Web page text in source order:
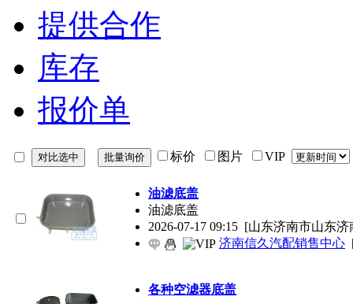
提供合作
库存
报价单
标价 图片 VIP
油滤底盖
油滤底盖
2026-07-17 09:15 [山东济南市山东
济南信久汽配销售中心
各种空滤器底盖